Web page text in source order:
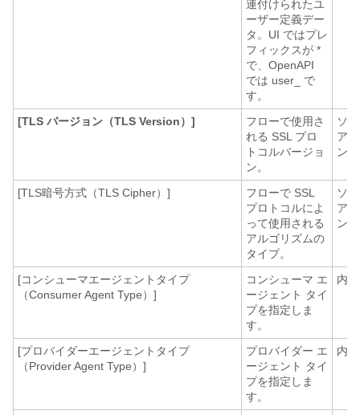
連付けられたユ
ーザー定義デー
タ。UI ではプレ
フィックスが *
で、OpenAPI
では user_ で
す。
[TLS バージョン（TLS Version）]
フローで使用さ
れる SSL プロ
トコルバージョ
ン。
ソ
ア
ント
[TLS暗号方式（TLS Cipher）]
フローで SSL
プロトコルによ
って使用される
アルゴリズムの
タイプ。
ソ
ア
ント
[コンシューマエージェントタイプ
（Consumer Agent Type）]
コンシューマ エ
ージェント タイ
プを指定しま
す。
内線
[プロバイダーエージェントタイプ
（Provider Agent Type）]
プロバイダー エ
ージェント タイ
プを指定しま
す。
内線